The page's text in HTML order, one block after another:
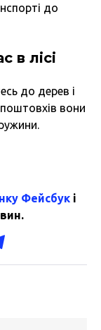
до
в лісі
до дерев і
поштовхів вони
Фейсбук і